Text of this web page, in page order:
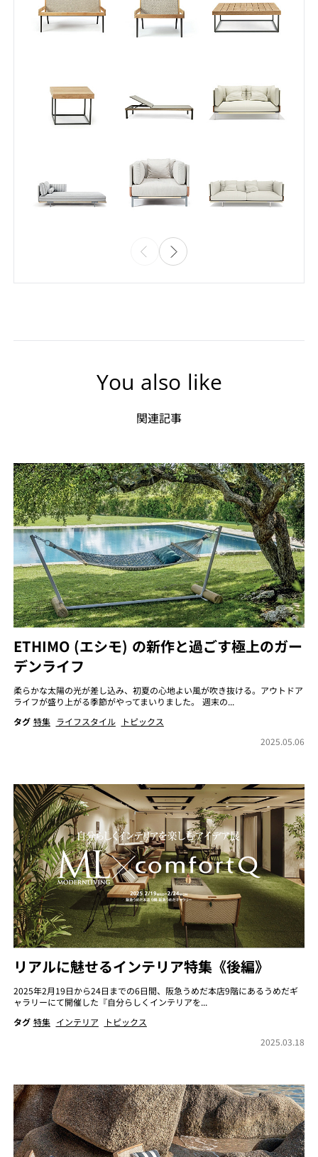
You also like
関連記事
ETHIMO (エシモ) の新作と過ごす極上のガー
デンライフ
柔らかな太陽の光が差し込み、初夏の心地よい風が吹き抜ける。アウトドア
ライフが盛り上がる季節がやってまいりました。 週末の...
タグ 特集 ライフスタイル
トピックス
2025.05.06
リアルに魅せるインテリア特集《後編》
2025年2月19日から24日までの6日間、阪急うめだ本店9階にあるうめだギ
ャラリーにて開催した『自分らしくインテリアを...
タグ 特集 インテリア
トピックス
2025.03.18